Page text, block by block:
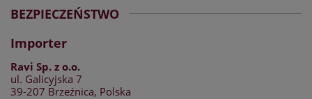
BEZPIECZEŃSTWO
Importer
Ravi Sp. z o.o.
ul. Galicyjska 7
39-207 Brzeźnica, Polska